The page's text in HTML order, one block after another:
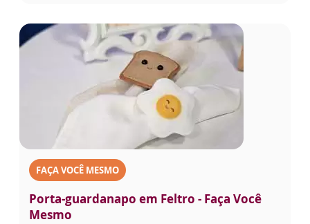
FAÇA VOCÊ MESMO
Porta-guardanapo em Feltro - Faça Você
Mesmo